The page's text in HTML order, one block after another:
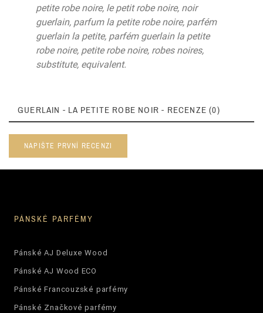
petite robe noire, le petit robe noire, noir
guerlain, parfum la petite robe noire, parfém
guerlain la petite, parfém guerlain la petite
robe noire, petite robe noire, robes noires,
substitute, equivalent.
GUERLAIN - LA PETITE ROBE NOIR - RECENZE (0)
NAPIŠTE PRVNÍ RECENZI
PÁNSKÉ PARFÉMY
Pánské AJ Deluxe Wood
Pánské AJ Wood ECO
Pánské Francouzské parfémy
Pánské Značkové parfémy